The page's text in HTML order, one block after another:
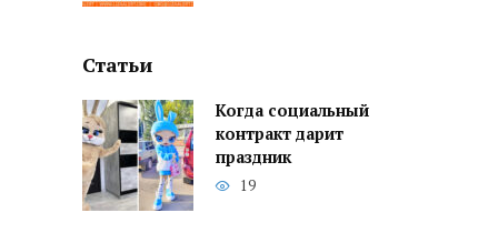
Статьи
Когда социальный
контракт дарит
праздник
19